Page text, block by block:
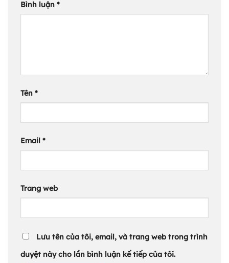
Bình luận *
Tên *
Email *
Trang web
Lưu tên của tôi, email, và trang web trong trình
duyệt này cho lần bình luận kế tiếp của tôi.